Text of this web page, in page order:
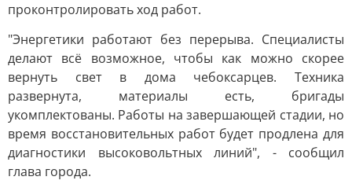
проконтролировать ход работ.
"Энергетики работают без перерыва. Специалисты
делают всё возможное, чтобы как можно скорее
вернуть свет в дома чебоксарцев. Техника
развернута, материалы есть, бригады
укомплектованы. Работы на завершающей стадии, но
время восстановительных работ будет продлена для
диагностики высоковольтных линий", - сообщил
глава города.